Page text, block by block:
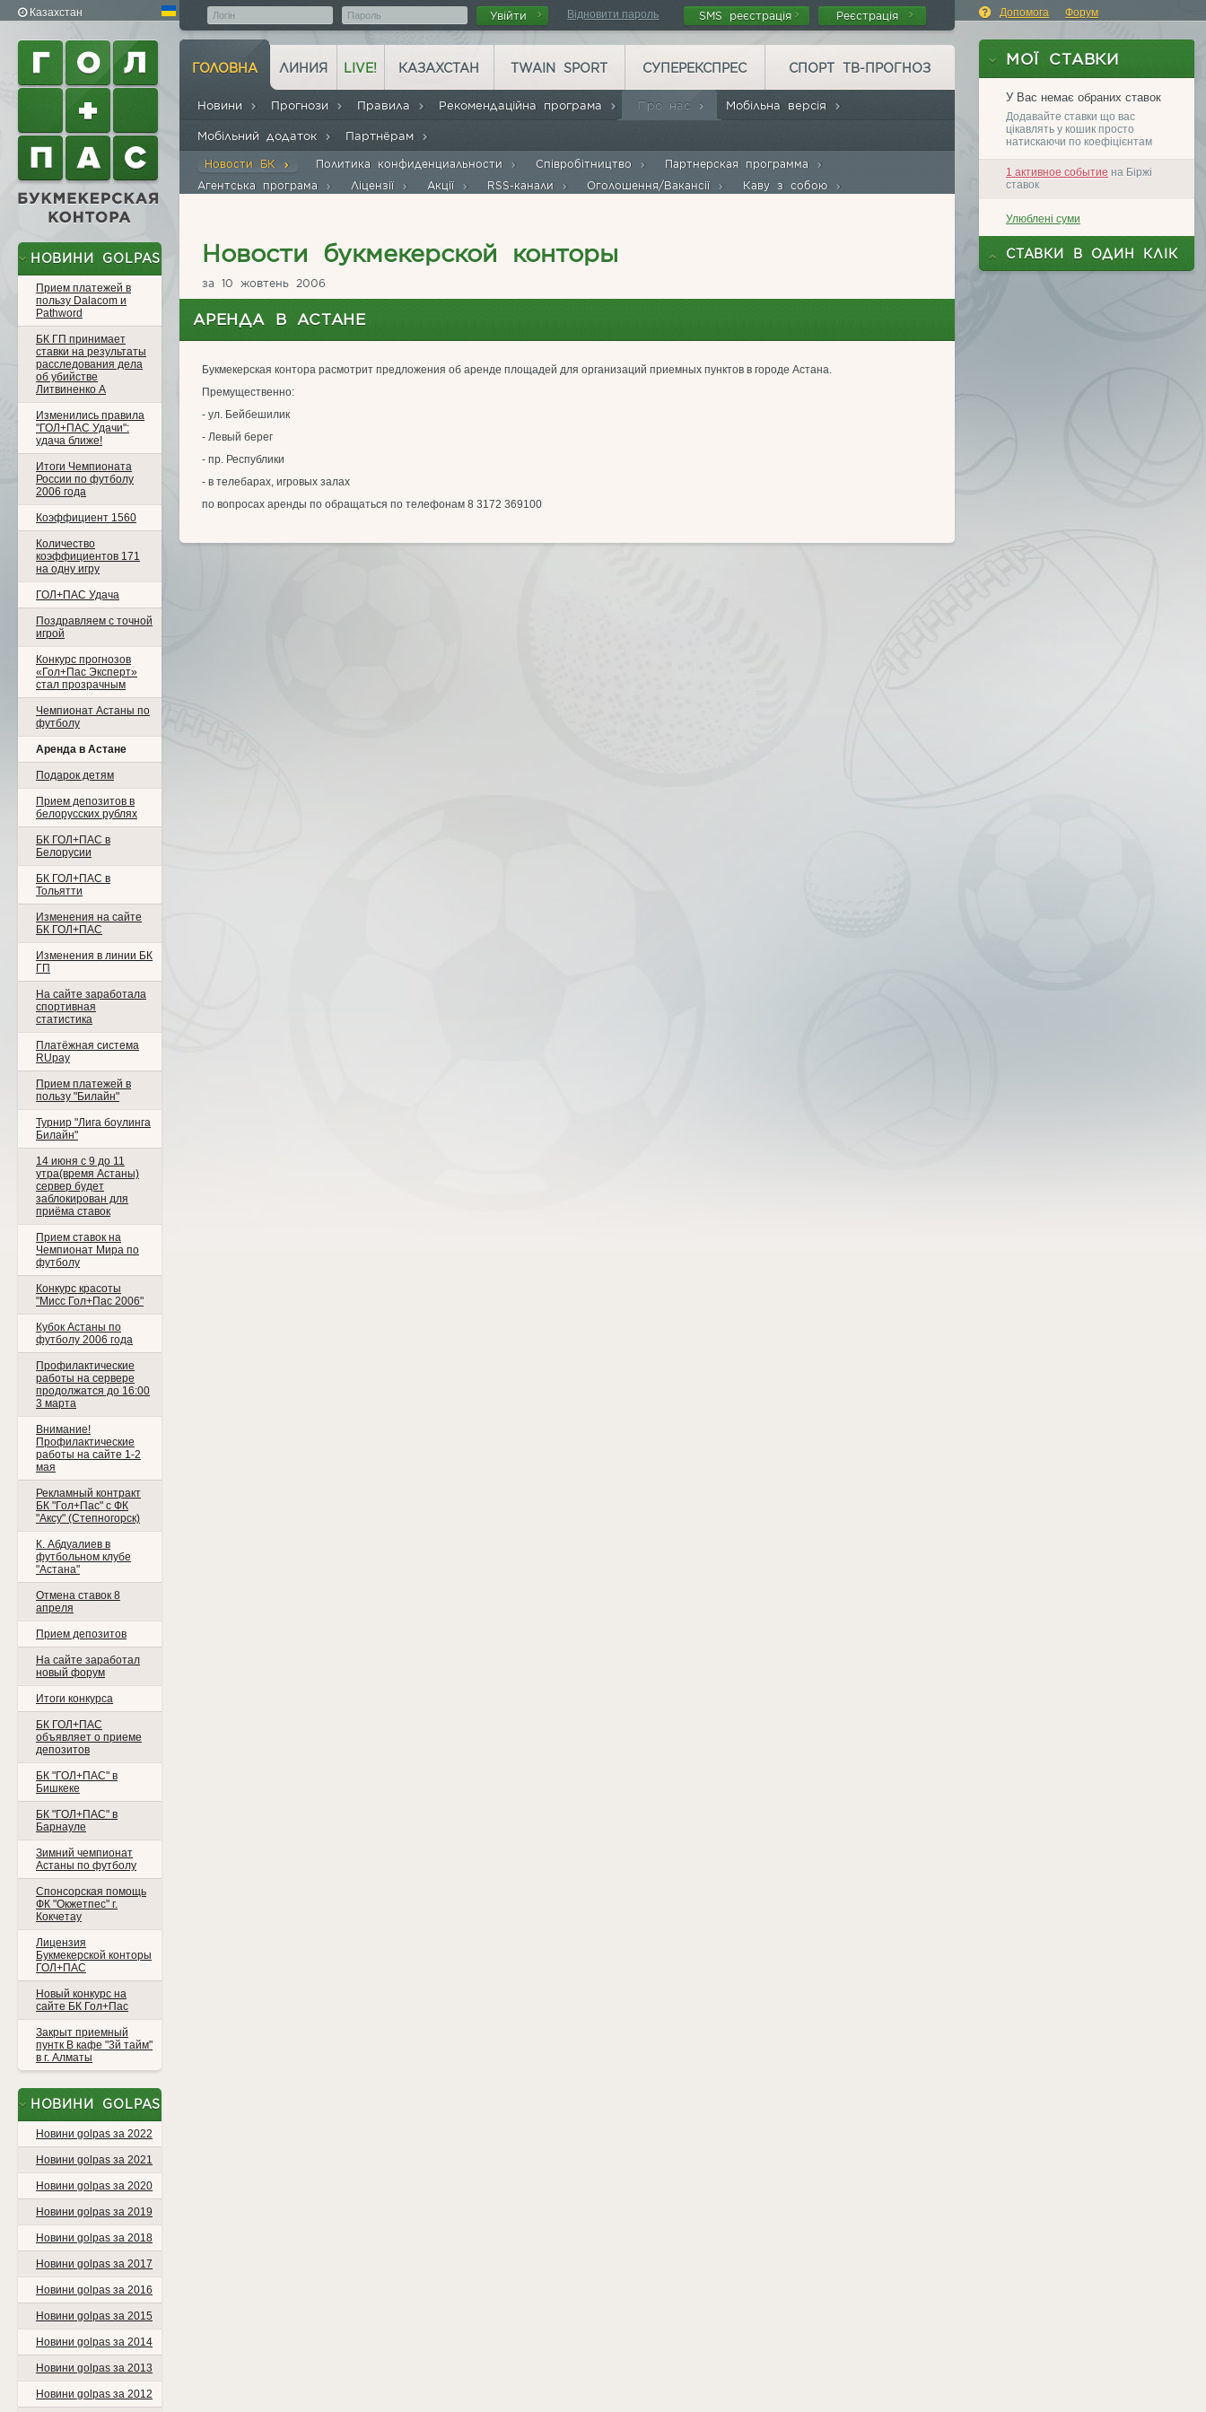
Казахстан Допомога Форум
Увійти Відновити пароль SMS реєстрація Реєстрація
НОВИНИ GOLPAS
Прием платежей в
пользу Dalacom и
Pathword
БК ГП принимает
ставки на результаты
расследования дела
об убийстве
Литвиненко А
Изменились правила
"ГОЛ+ПАС Удачи":
удача ближе!
Итоги Чемпионата
России по футболу
2006 года
Коэффициент 1560
Количество
коэффициентов 171
на одну игру
ГОЛ+ПАС Удача
Поздравляем с точной
игрой
Конкурс прогнозов
«Гол+Пас Эксперт»
стал прозрачным
Чемпионат Астаны по
футболу
Аренда в Астане
Подарок детям
Прием депозитов в
белорусских рублях
БК ГОЛ+ПАС в
Белорусии
БК ГОЛ+ПАС в
Тольятти
Изменения на сайте
БК ГОЛ+ПАС
Изменения в линии БК
ГП
На сайте заработала
спортивная
статистика
Платёжная система
RUpay
Прием платежей в
пользу "Билайн"
Турнир "Лига боулинга
Билайн"
14 июня с 9 до 11
утра(время Астаны)
сервер будет
заблокирован для
приёма ставок
Прием ставок на
Чемпионат Мира по
футболу
Конкурс красоты
"Мисс Гол+Пас 2006"
Кубок Астаны по
футболу 2006 года
Профилактические
работы на сервере
продолжатся до 16:00
3 марта
Внимание!
Профилактические
работы на сайте 1-2
мая
Рекламный контракт
БК "Гол+Пас" с ФК
"Аксу" (Степногорск)
К. Абдуалиев в
футбольном клубе
"Астана"
Отмена ставок 8
апреля
Прием депозитов
На сайте заработал
новый форум
Итоги конкурса
БК ГОЛ+ПАС
объявляет о приеме
депозитов
БК "ГОЛ+ПАС" в
Бишкеке
БК "ГОЛ+ПАС" в
Барнауле
Зимний чемпионат
Астаны по футболу
Спонсорская помощь
ФК "Окжетпес" г.
Кокчетау
Лицензия
Букмекерской конторы
ГОЛ+ПАС
Новый конкурс на
сайте БК Гол+Пас
Закрыт приемный
пунтк В кафе "3й тайм"
в г. Алматы
НОВИНИ GOLPAS
Новини golpas за 2022
Новини golpas за 2021
Новини golpas за 2020
Новини golpas за 2019
Новини golpas за 2018
Новини golpas за 2017
Новини golpas за 2016
Новини golpas за 2015
Новини golpas за 2014
Новини golpas за 2013
Новини golpas за 2012
ГОЛОВНА
Новини Прогнози Правила Рекомендаційна програма Про нас
Новости БК Политика конфиденциальности Співробітництво
Партнерская программа
Агентська програма
Ліцензії Акції RSS-канали Оголошення/Вакансії Каву з собою
Мобільна версія
Мобільний додаток Партнёрам
ЛИНИЯ LIVE! КАЗАХСТАН TWAIN SPORT СУПЕРЕКСПРЕС СПОРТ ТВ-ПРОГНОЗ
Новости букмекерской конторы
за 10 жовтень 2006
АРЕНДА В АСТАНЕ
Букмекерская контора расмотрит предложения об аренде площадей для организаций приемных пунктов в городе Астана.
Премущественно:
- ул. Бейбешилик
- Левый берег
- пр. Республики
- в телебарах, игровых залах
по вопросах аренды по обращаться по телефонам 8 3172 369100